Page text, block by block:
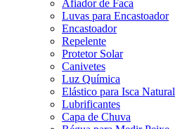
Afiador de Faca
Luvas para Encastoador
Encastoador
Repelente
Protetor Solar
Canivetes
Luz Química
Elástico para Isca Natural
Lubrificantes
Capa de Chuva